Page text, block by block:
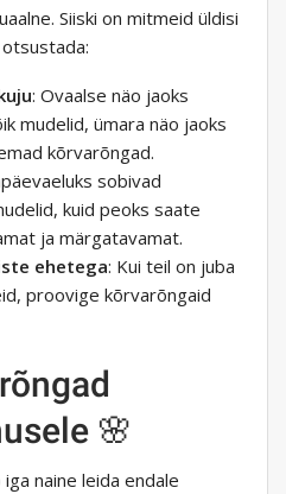
Siiski on mitmeid üldisi
: Ovaalse näo jaoks
mudelid, ümara näo jaoks
kõrvarõngad.
sobivad
kuid peoks saate
ja märgatavamat.
ehetega: Kui teil on juba
proovige kõrvarõngaid
🌸
naine leida endale